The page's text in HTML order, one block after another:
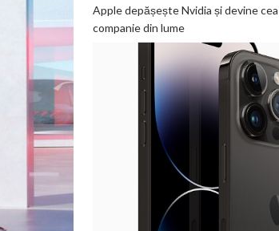
Apple depășește Nvidia și devine
companie din lume